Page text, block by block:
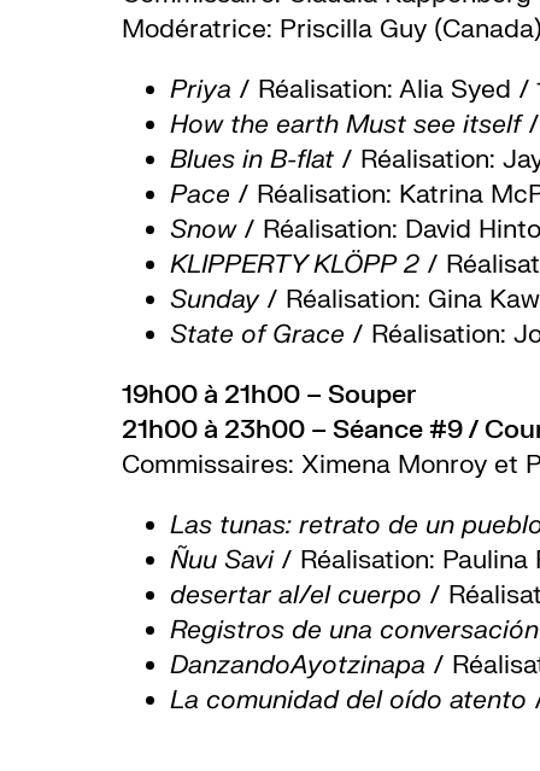
Modératrice: Priscilla Guy
Priya / Réalisation: Alia Syed /
How the earth Must see itself
Blues in B-flat / Réalisation:
Pace / Réalisation: Katrina
Snow/ Réalisation: David
KLIPPERTY KLÖPP 2 /
Sunday/ Réalisation: Gina
State of Grace / Réalisation:
19h00 à 21h00 – Souper
21h00 à 23h00 – Séance #9 /
Commissaires: Ximena Monroy et
Las tunas: retrato de un
Ñuu Savi / Réalisation:
desertar al/el cuerpo /
Registros de una
DanzandoAyotzinapa /
La comunidad del oído atento